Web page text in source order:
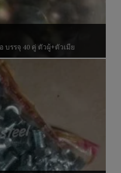
รรจุ 40 คู่ ตัวผู้+ตัวเมีย